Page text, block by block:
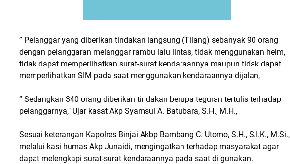
” Pelanggar yang diberikan tindakan langsung (Tilang) sebanyak 90 orang
dengan pelanggaran melanggar rambu lalu lintas, tidak menggunakan helm,
tidak dapat memperlihatkan surat-surat kendaraannya maupun tidak dapat
memperlihatkan SIM pada saat menggunakan kendaraannya dijalan,
” Sedangkan 340 orang diberikan tindakan berupa teguran tertulis terhadap
pelanggarnya," Ujar kasat Akp Syamsul A. Batubara, S.H., M.H.,
Sesuai keterangan Kapolres Binjai Akbp Bambang C. Utomo, S.H., S.I.K., M.Si.,
melalui kasi humas Akp Junaidi, mengingatkan terhadap masyarakat agar
dapat melengkapi surat-surat kendaraannya pada saat di gunakan.